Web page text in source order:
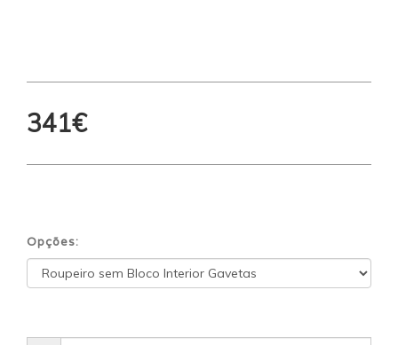
341€
Opções: